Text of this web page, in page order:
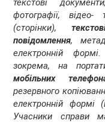
текстові
фотографії,
(сторінки),
повідомлення,
електронній
зокрема, на
мобільних
резервного
електронній формі
Учасники справи